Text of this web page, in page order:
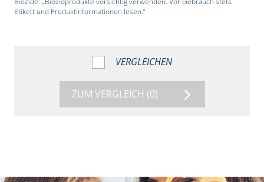
Etikett und Produktinformationen lesen.“
VERGLEICHEN
ZUM VERGLEICH (0)